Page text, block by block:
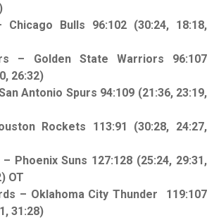
Bulls 96:102 (30:24, 18:18,
– Golden State Warriors 96:107
26:32)
Antonio Spurs 94:109 (21:36, 23:19,
Rockets 113:91 (30:28, 24:27,
Phoenix Suns 127:128 (25:24, 29:31,
OT
– Oklahoma City Thunder 119:107
31:28)